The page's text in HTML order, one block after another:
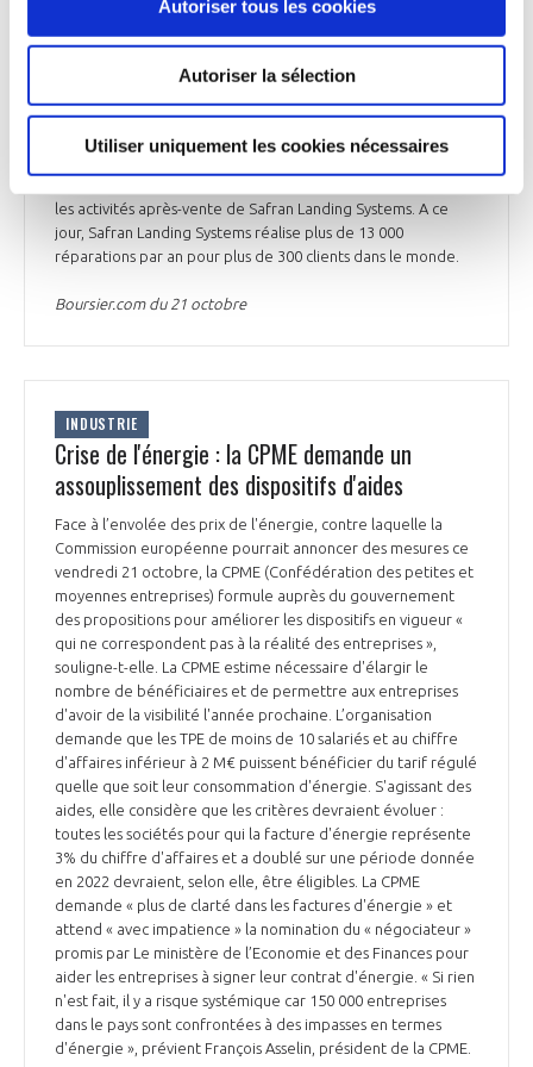
Autoriser tous les cookies
Autoriser la sélection
Utiliser uniquement les cookies nécessaires
et A330 qui composent la clientèle mondiale d'AJW. Dans le
cadre de ce contrat exclusif de cinq ans, Safran Landing
Systems effectuera ces opérations en se basant sur son
Royaume-Uni, à Singapour et au Mexique. Une fois réparés,
les équipements seront expédiés aux différents sites
mondiaux d'AJW. Conçu pour les opérateurs, les centres de
les activités après-vente de Safran Landing Systems. A ce
jour, Safran Landing Systems réalise plus de 13 000
réparations par an pour plus de 300 clients dans le monde.
Boursier.com du 21 octobre
INDUSTRIE
Crise de l'énergie : la CPME demande un
assouplissement des dispositifs d'aides
Face à l’envolée des prix de l'énergie, contre laquelle la
Commission européenne pourrait annoncer des mesures ce
vendredi 21 octobre, la CPME (Confédération des petites et
moyennes entreprises) formule auprès du gouvernement
des propositions pour améliorer les dispositifs en vigueur «
qui ne correspondent pas à la réalité des entreprises »,
souligne-t-elle. La CPME estime nécessaire d'élargir le
nombre de bénéficiaires et de permettre aux entreprises
d'avoir de la visibilité l'année prochaine. L’organisation
demande que les TPE de moins de 10 salariés et au chiffre
d'affaires inférieur à 2 M€ puissent bénéficier du tarif régulé
quelle que soit leur consommation d'énergie. S'agissant des
aides, elle considère que les critères devraient évoluer :
toutes les sociétés pour qui la facture d'énergie représente
3% du chiffre d'affaires et a doublé sur une période donnée
en 2022 devraient, selon elle, être éligibles. La CPME
demande « plus de clarté dans les factures d'énergie » et
attend « avec impatience » la nomination du « négociateur »
promis par Le ministère de l’Economie et des Finances pour
aider les entreprises à signer leur contrat d'énergie. « Si rien
n'est fait, il y a risque systémique car 150 000 entreprises
dans le pays sont confrontées à des impasses en termes
d'énergie », prévient François Asselin, président de la CPME.